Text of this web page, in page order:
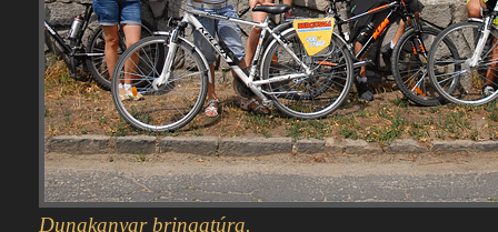
Dunakanyar bringatúra.